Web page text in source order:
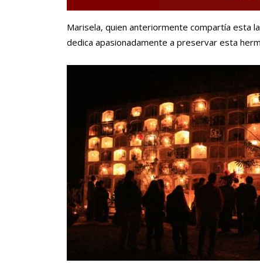
Marisela, quien anteriormente compartía esta
dedica apasionadamente a preservar esta